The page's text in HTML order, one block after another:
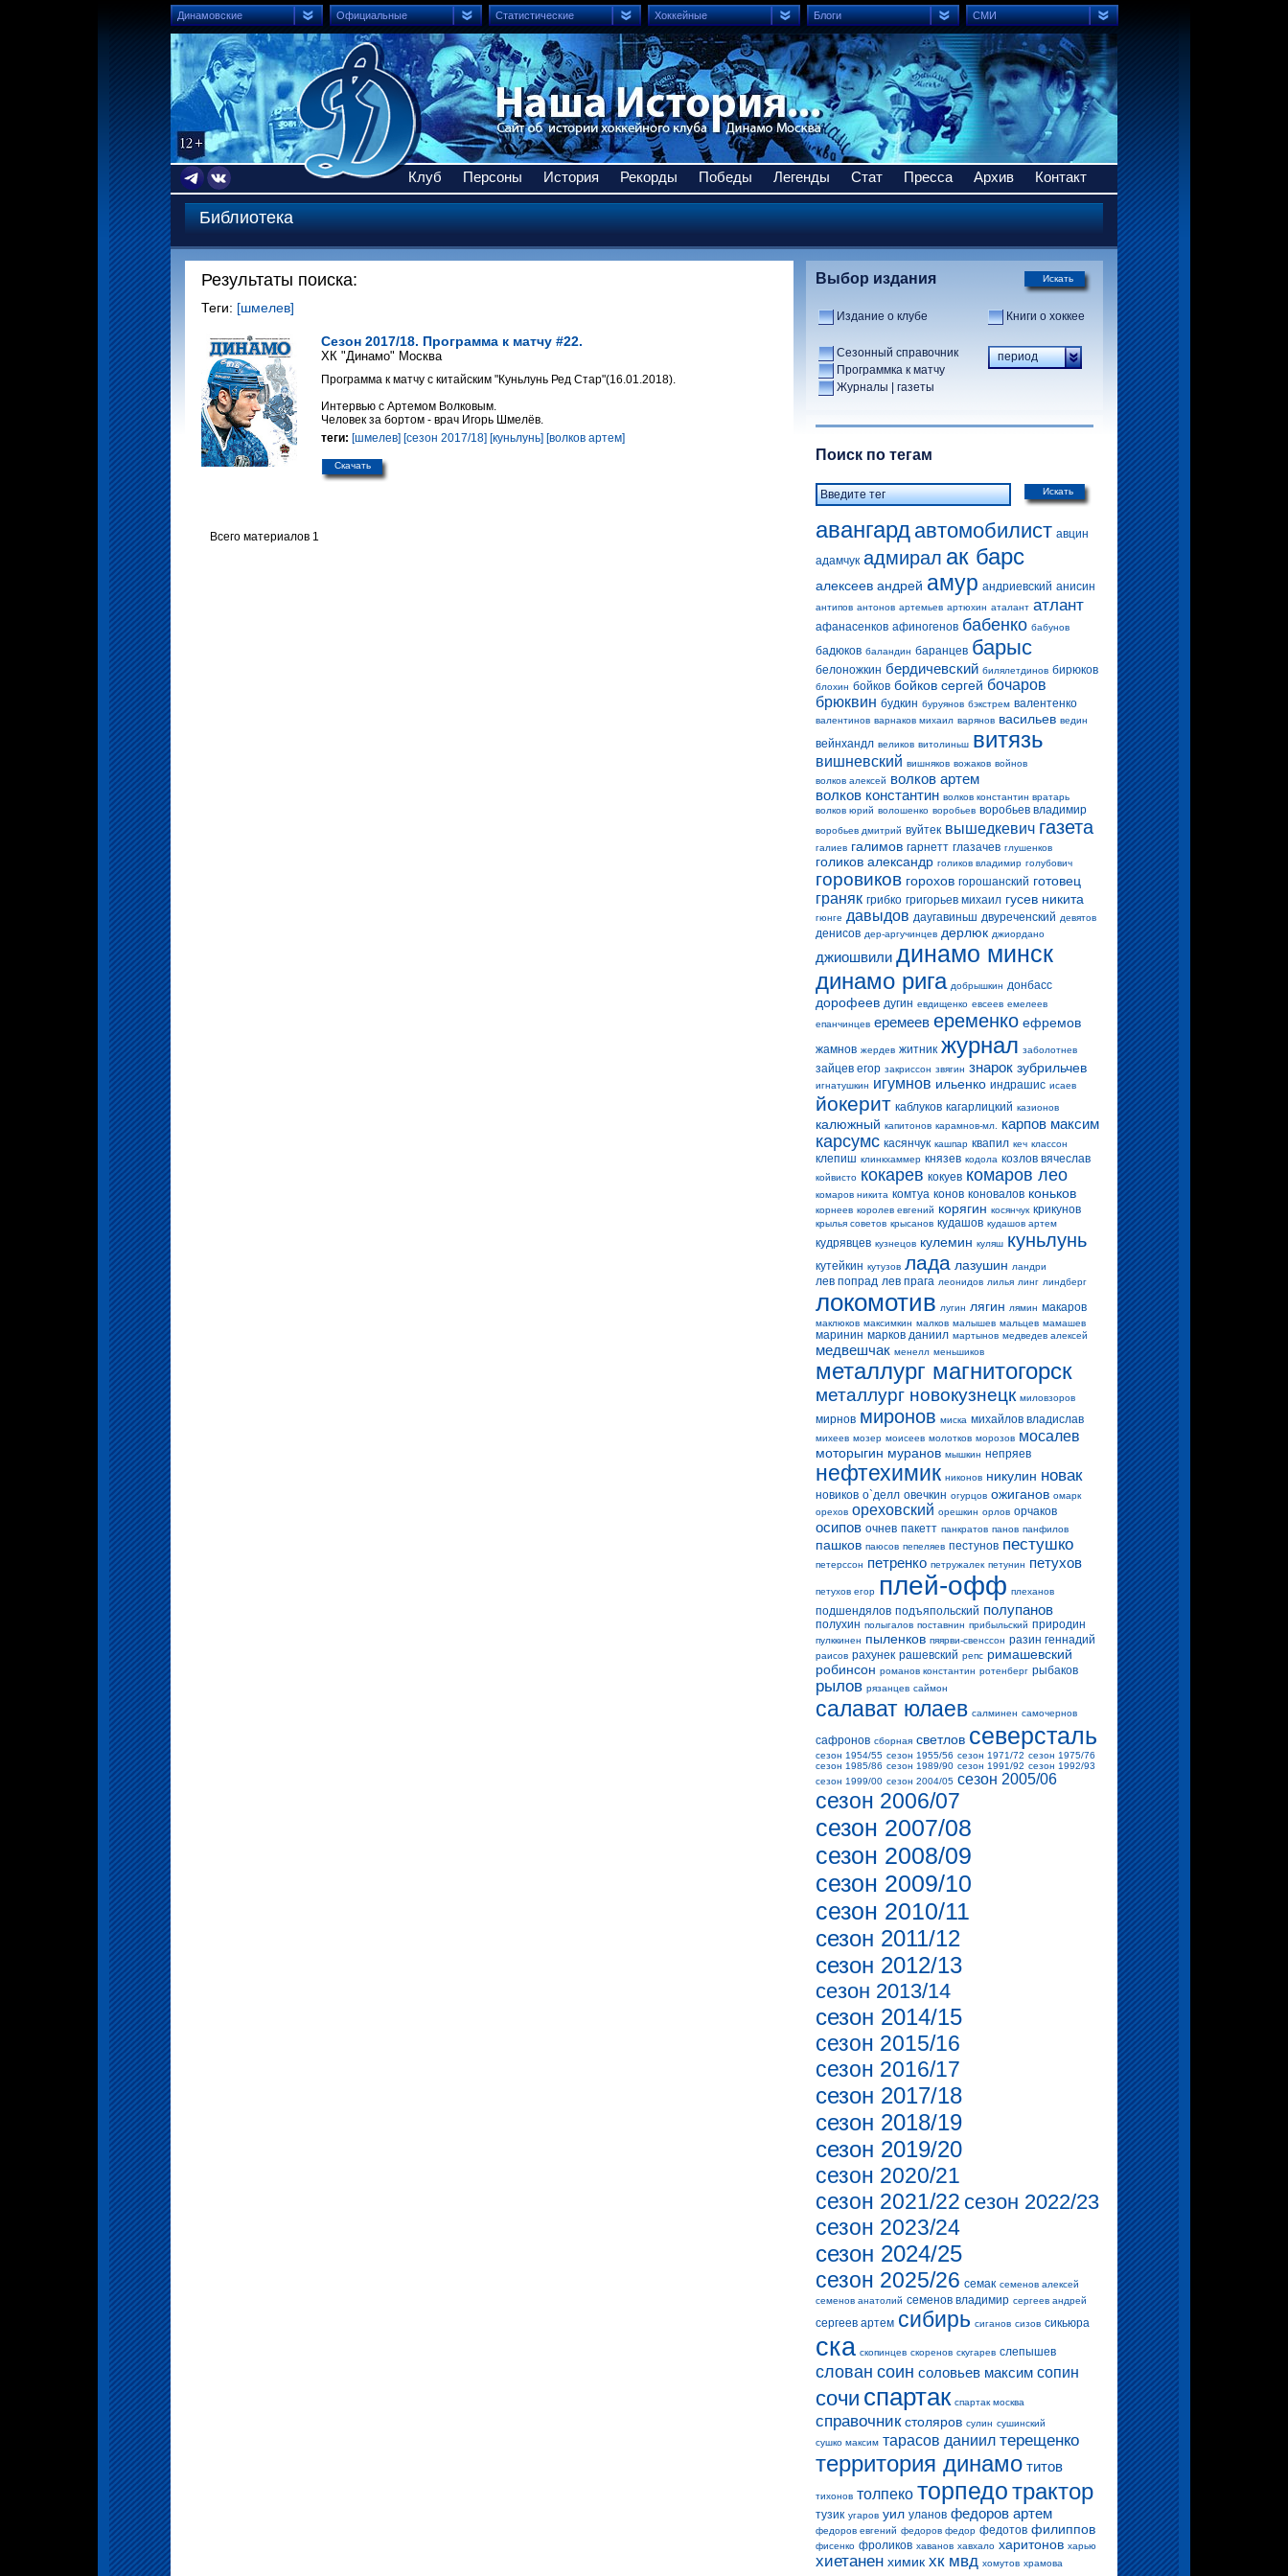
Динамовские Официальные Статистические Хоккейные Блоги СМИ
Клуб Персоны История Рекорды Победы Легенды Стат Пресса Архив Контакт
Библиотека
Результаты поиска:
Теги: [шмелев]
Сезон 2017/18. Программа к матчу #22.
ХК "Динамо" Москва
Программа к матчу с китайским "Куньлунь Ред Стар"(16.01.2018).
Интервью с Артемом Волковым.
Человек за бортом - врач Игорь Шмелёв.
теги: [шмелев] [сезон 2017/18] [куньлунь] [волков артем]
Скачать
Всего материалов 1
Искать
Выбор издания
Издание о клубе Книги о хоккее
Сезонный справочник
Программка к матчу
Журналы | газеты
период
Поиск по тегам
Искать
авангард автомобилист авцин
адамчук адмирал ак барс
алексеев андрей амур андриевский анисин
антипов антонов артемьев артюхин аталант атлант
афанасенков афиногенов бабенко бабунов
бадюков баландин баранцев барыс
белоножкин бердичевский билялетдинов бирюков
блохин бойков бойков сергей бочаров
брюквин будкин буруянов бэкстрем валентенко
валентинов варнаков михаил варянов васильев ведин
вейнхандл великов витолиньш витязь
вишневский вишняков вожаков войнов
волков алексей волков артем
волков константин волков константин вратарь
волков юрий волошенко воробьев воробьев владимир
воробьев дмитрий вуйтек вышедкевич газета
галиев галимов гарнетт глазачев глушенков
голиков александр голиков владимир голубович
горовиков горохов горошанский готовец
граняк грибко григорьев михаил гусев никита
гюнге давыдов даугавиньш двуреченский девятов
денисов дер-аргучинцев дерлюк джиордано
джиошвили динамо минск
динамо рига добрышкин донбасс
дорофеев дугин евдищенко евсеев емелеев
епанчинцев еремеев еременко ефремов
жамнов жердев житник журнал заболотнев
зайцев егор закриссон звягин знарок зубрильчев
игнатушкин игумнов ильенко индрашис исаев
йокерит каблуков кагарлицкий казионов
калюжный капитонов карамнов-мл. карпов максим
карсумс касянчук кашпар квапил кеч классон
клепиш клинкхаммер князев кодола козлов вячеслав
койвисто кокарев кокуев комаров лео
комаров никита комтуа конов коновалов коньков
корнеев королев евгений корягин косянчук крикунов
крылья советов крысанов кудашов кудашов артем
кудрявцев кузнецов кулемин куляш куньлунь
кутейкин кутузов лада лазушин ландри
лев попрад лев прага леонидов лилья линг линдберг
локомотив лугин лягин лямин макаров
маклюков максимкин малков малышев мальцев мамашев
маринин марков даниил мартынов медведев алексей
медвешчак менелл меньшиков
металлург магнитогорск
металлург новокузнецк миловзоров
мирнов миронов миска михайлов владислав
михеев мозер моисеев молотков морозов мосалев
моторыгин муранов мышкин непряев
нефтехимик никонов никулин новак
новиков о`делл овечкин огурцов ожиганов омарк
орехов ореховский орешкин орлов орчаков
осипов очнев пакетт панкратов панов панфилов
пашков паюсов пепеляев пестунов пестушко
петерссон петренко петружалек петунин петухов
петухов егор плей-офф плеханов
подшендялов подъяпольский полупанов
полухин полыгалов поставнин прибыльский природин
пулккинен пыленков пяярви-свенссон разин геннадий
раисов рахунек рашевский репс римашевский
робинсон романов константин ротенберг рыбаков
рылов рязанцев саймон
салават юлаев салминен самочернов
сафронов сборная светлов северсталь
сезон 1954/55 сезон 1955/56 сезон 1971/72 сезон 1975/76
сезон 1985/86 сезон 1989/90 сезон 1991/92 сезон 1992/93
сезон 1999/00 сезон 2004/05 сезон 2005/06
сезон 2006/07
сезон 2007/08
сезон 2008/09
сезон 2009/10
сезон 2010/11
сезон 2011/12
сезон 2012/13
сезон 2013/14
сезон 2014/15
сезон 2015/16
сезон 2016/17
сезон 2017/18
сезон 2018/19
сезон 2019/20
сезон 2020/21
сезон 2021/22 сезон 2022/23
сезон 2023/24
сезон 2024/25
сезон 2025/26 семак семенов алексей
семенов анатолий семенов владимир сергеев андрей
сергеев артем сибирь сиганов сизов сикьюра
ска скопинцев скоренов скугарев слепышев
слован соин соловьев максим сопин
сочи спартак спартак москва
справочник столяров сулин сушинский
сушко максим тарасов даниил терещенко
территория динамо титов
тихонов толпеко торпедотрактор
тузик угаров уил уланов федоров артем
федоров евгений федоров федор федотов филиппов
фисенко фроликов хаванов хавхало харитонов харью
хиетанен химик хк мвд хомутов храмова